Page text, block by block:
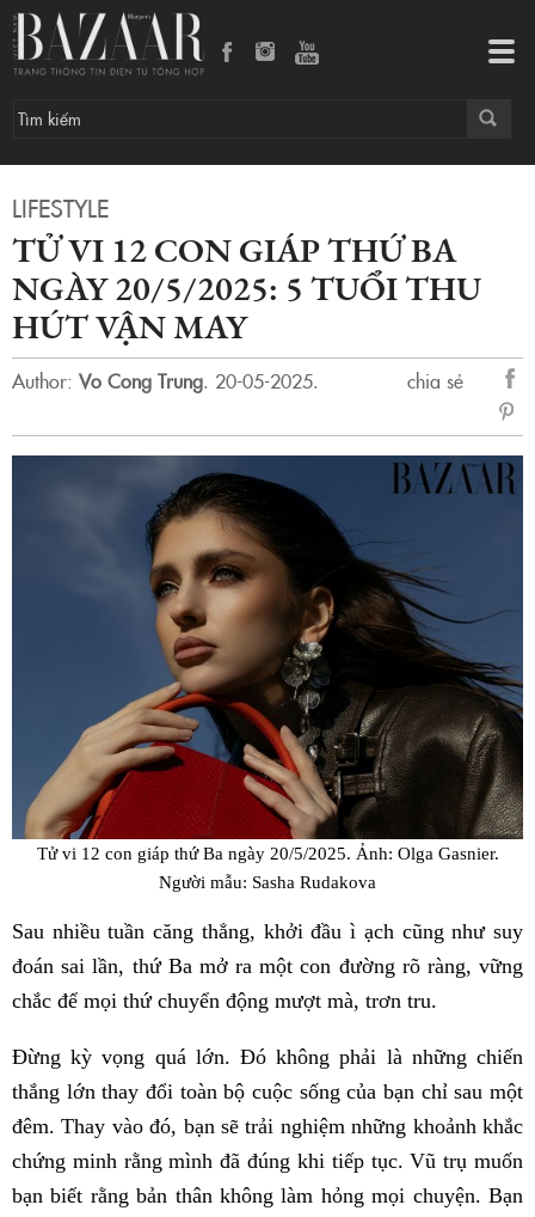
LIFESTYLE
TỬ VI 12 CON GIÁP THỨ BA
NGÀY 20/5/2025: 5 TUỔI THU
HÚT VẬN MAY
Author: Vo Cong Trung. 20-05-2025.
chia sẻ
sẻ
Tử vi 12 con giáp thứ Ba ngày 20/5/2025. Ảnh: Olga Gasnier.
Người mẫu: Sasha Rudakova
Sau nhiều tuần căng thẳng, khởi đầu ì ạch cũng như suy
đoán sai lần, thứ Ba mở ra một con đường rõ ràng, vững
chắc để mọi thứ chuyển động mượt mà, trơn tru.
Đừng kỳ vọng quá lớn. Đó không phải là những chiến
thắng lớn thay đổi toàn bộ cuộc sống của bạn chỉ sau một
đêm. Thay vào đó, bạn sẽ trải nghiệm những khoảnh khắc
chứng minh rằng mình đã đúng khi tiếp tục. Vũ trụ muốn
bạn biết rằng bản thân không làm hỏng mọi chuyện. Bạn